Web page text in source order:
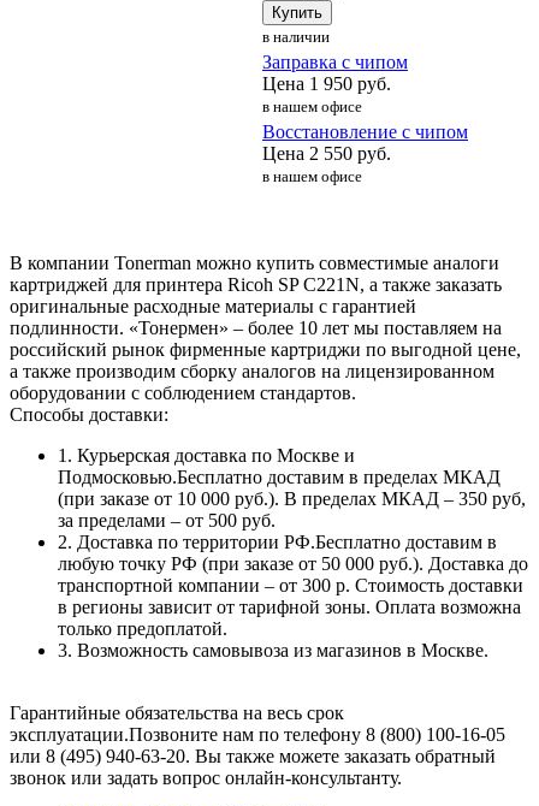
Купить
в наличии
Заправка с чипом
Цена 1 950 руб.
в нашем офисе
Восстановление с чипом
Цена 2 550 руб.
в нашем офисе
В компании Tonerman можно купить совместимые аналоги
картриджей для принтера Ricoh SP C221N, а также заказать
оригинальные расходные материалы с гарантией
подлинности. «Тонермен» – более 10 лет мы поставляем на
российский рынок фирменные картриджи по выгодной цене,
а также производим сборку аналогов на лицензированном
оборудовании с соблюдением стандартов.
Способы доставки:
1. Курьерская доставка по Москве и
Подмосковью.Бесплатно доставим в пределах МКАД
(при заказе от 10 000 руб.). В пределах МКАД – 350 руб,
за пределами – от 500 руб.
2. Доставка по территории РФ.Бесплатно доставим в
любую точку РФ (при заказе от 50 000 руб.). Доставка до
транспортной компании – от 300 р. Стоимость доставки
в регионы зависит от тарифной зоны. Оплата возможна
только предоплатой.
3. Возможность самовывоза из магазинов в Москве.
Гарантийные обязательства на весь срок
эксплуатации.Позвоните нам по телефону 8 (800) 100-16-05
или 8 (495) 940-63-20. Вы также можете заказать обратный
звонок или задать вопрос онлайн-консультанту.